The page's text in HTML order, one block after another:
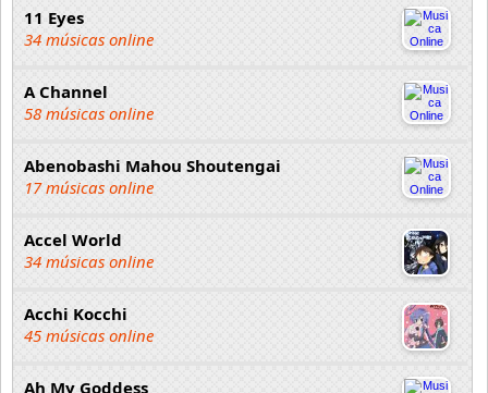
11 Eyes
34 músicas online
A Channel
58 músicas online
Abenobashi Mahou Shoutengai
17 músicas online
Accel World
34 músicas online
Acchi Kocchi
45 músicas online
Ah My Goddess